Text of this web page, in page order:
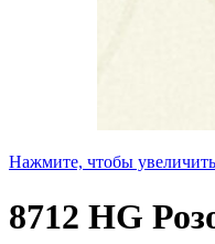
Нажмите, чтобы увеличить
8712 HG